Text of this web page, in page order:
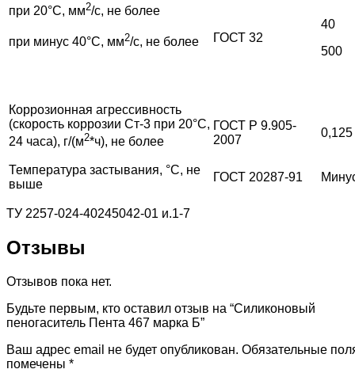
при 20°С, мм2/с, не более
при минус 40°С, мм2/с, не более ГОСТ 32
40
500
Коррозионная агрессивность
(скорость коррозии Ст-3 при 20°С,
24 часа), г/(м2*ч), не более
ГОСТ Р 9.905-
2007
0,125
Температура застывания, °С, не
выше
ГОСТ 20287-91
ТУ 2257-024-40245042-01 и.1-7
Отзывы
Отзывов пока нет.
Будьте первым, кто оставил отзыв на “Силиконовый
пеногаситель Пента 467 марка Б”
Ваш адрес email не будет опубликован. Обязательные
помечены *